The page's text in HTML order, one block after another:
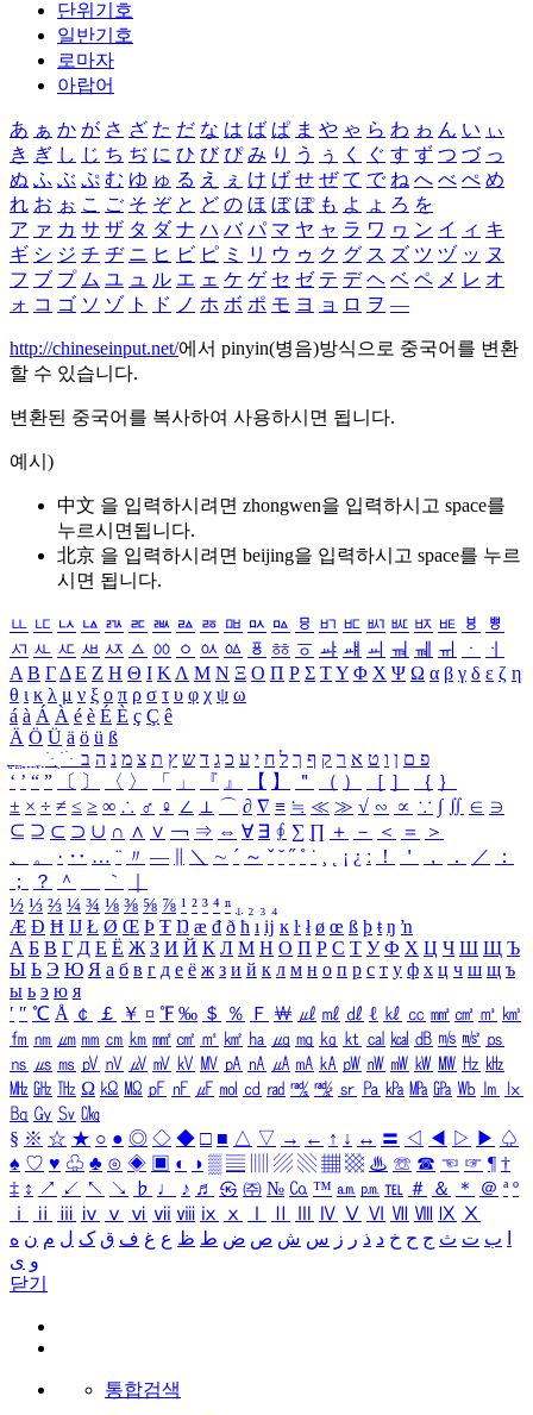
단위기호
일반기호
로마자
아랍어
あ ぁ か が さ ざ た だ な は ば ぱ ま や ゃ ら わ ゎ ん い ぃ
き ぎ し じ ち ぢ に ひ び ぴ み り う ぅ く ぐ す ず つ づ っ
ぬ ふ ぶ ぷ む ゆ ゅ る え ぇ け げ せ ぜ て で ね へ べ ぺ め
れ お ぉ こ ご そ ぞ と ど の ほ ぼ ぽ も よ ょ ろ を
ア ァ カ サ ザ タ ダ ナ ハ バ パ マ ヤ ャ ラ ワ ヮ ン イ ィ キ
ギ シ ジ チ ヂ ニ ヒ ビ ピ ミ リ ウ ゥ ク グ ス ズ ツ ヅ ッ ヌ
フ ブ プ ム ユ ュ ル エ ェ ケ ゲ セ ゼ テ デ ヘ ベ ペ メ レ オ
ォ コ ゴ ソ ゾ ト ド ノ ホ ボ ポ モ ヨ ョ ロ ヲ ―
http://chineseinput.net/에서 pinyin(병음)방식으로 중국어를 변환
할 수 있습니다.
변환된 중국어를 복사하여 사용하시면 됩니다.
예시)
中文 을 입력하시려면 zhongwen을 입력하시고 space를
누르시면됩니다.
北京 을 입력하시려면 beijing을 입력하시고 space를 누르
시면 됩니다.
ㅥ ㅦ ㅧ ㅨ ㅩ ㅪ ㅫ ㅬ ㅭ ㅮ ㅯ ㅰ ㅱ ㅲ ㅳ ㅴ ㅵ ㅶ ㅷ ㅸ
ㅹ
ㅺ ㅻ ㅼ ㅽ ㅾ ㅿ ㆀ ㆁ ㆂ ㆃ ㆄ ㆅ ㆆ ㆇ ㆈ ㆉ ㆊ ㆋ ㆌ ㆍ
ㆎ
Α Β ΓΔ Ε Ζ Η Θ Ι ΚΛ Μ Ν Ξ Ο Π Ρ Σ ΤΥ Φ Χ Ψ Ω α β γ δ ε ζ η
θ ι κ λ μ ν ξ ο π ρ σ τ υ φ χ ψ ω
á à Á À é è É È ç Ç ê
Ä Ö Ü ä ö ü ß
ִֶֹ ֻּ ׁׂ פ ם ן ו ט א ר ק ף ך ל ח י ע כ ג ד ש ץ ת צ מ נ ה ב
‘ ’ “ ” 〔 〕 〈 〉 「 」 『 』 【 】 ＂ （ ） ［ ］ ｛ ｝
± × ÷ ≠ ≤ ≥ ∞ ∴ ♂ ♀ ∠ ⊥ ⌒ ∂ ∇ ≡ ≒ ≪ ≫ √ ∽ ∝ ∵ ∫ ∬ ∈ ∋
⊆ ⊇ ⊂ ⊃ ∪ ∩ ∧ ∨ ￢ ⇒ ⇔ ∀ ∃ ∮ ∑ ∏ ＋ － ＜ ＝
＞
、
。 · ‥ … ¨ 〃 ― ＼ ∼ ´ ～ ˇ ˘ ˝ ˚ ˙ ¸ ¡ ¿ ː ！ ＇ ， ． ／
：
；
？ ＾ ｀
½ ⅓ ⅔ ¼ ¾ ⅛ ⅜ ⅝ ⅞ ¹ ² ³ ⁴ ⁿ ₁ ₂ ₃ ₄
Æ Ð Ħ Ĳ Ł Ø Œ Þ Ŧ Ŋ æ đ ð ħ ı ĳ ĸ ŀ ł ø œ ß þ ŧ ŋ ŉ
А Б В Г Д Е Ё Ж З И Й К Л М Н О П Р С Т У Ф Х Ц Ч Ш Щ Ъ
Ы Ь Э Ю Я а б в г д е ё ж з и й к л м н о п р с т у ф х ц ч ш щ ъ
ы ь э ю я
′ ″ ℃ Å ￠ ￡ ￥ ¤ ℉ ‰ ＄ ％ Ｆ ￦ ㎕ ㎖ ㎗ ℓ ㎘ ㏄ ㎣ ㎤ ㎥ ㎦
㎙ ㎚ ㎛ ㎜ ㎝ ㎞ ㎟ ㎠ ㎡ ㎢ ㏊ ㎍ ㎎ ㎏ ㏏ ㎈ ㎉ ㏈ ㎧ ㎨ ㎰
㎱ ㎲ ㎳ ㎴ ㎵ ㎶ ㎷ ㎸ ㎹ ㎀ ㎁ ㎂ ㎃ ㎄ ㎺ ㎻ ㎽ ㎾ ㎿ ㎐ ㎑
㎒ ㎓ ㎔ Ω ㏀ ㏁ ㎊ ㎋ ㎌ ㏖ ㏅ ㎭ ㎮ ㎯ ㏛ ㎩ ㎪ ㎫ ㎬ ㏝ ㏐
㏓
㏃ ㏉ ㏜ ㏆
§ ※ ☆ ★ ○ ● ◎ ◇ ◆ □ ■ △ ▽ → ← ↑ ↓ ↔ 〓 ◁ ◀ ▷ ▶ ♤
♠ ♡ ♥ ♧ ♣ ⊙ ◈ ▣ ◐ ◑ ▒ ▤ ▨ ▧ ▦ ▩ ♨ ☏ ☎ ☜ ☞ ¶ †
‡ ↕ ↗ ↙ ↖ ↘ ♭ ♩ ♪ ♬ ㉿ ㈜ № ㏇ ™ ㏂ ㏘ ℡ ＃ ＆ ＊ ＠ ª º
ⅰ
ⅱ ⅲ ⅳ ⅴ ⅵ ⅶ ⅷ ⅸ ⅹ Ⅳ Ⅴ Ⅵ Ⅶ Ⅷ Ⅸ Ⅹ
ب ت ث ج ح خ د ذ ر ز س ش ص ض ط ظ ع غ ف ق ک ل م ن ه
و ی
닫기
통합검색